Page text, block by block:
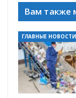
Вам также
ГЛАВНЫЕ НОВОСТИ